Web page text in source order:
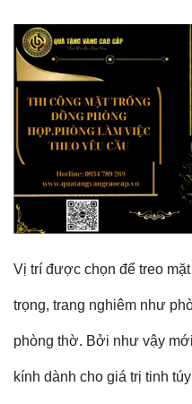
Vị trí được chọn để treo
trọng, trang nghiêm như
phòng thờ. Bởi như vậy
kính dành cho giá trị tinh